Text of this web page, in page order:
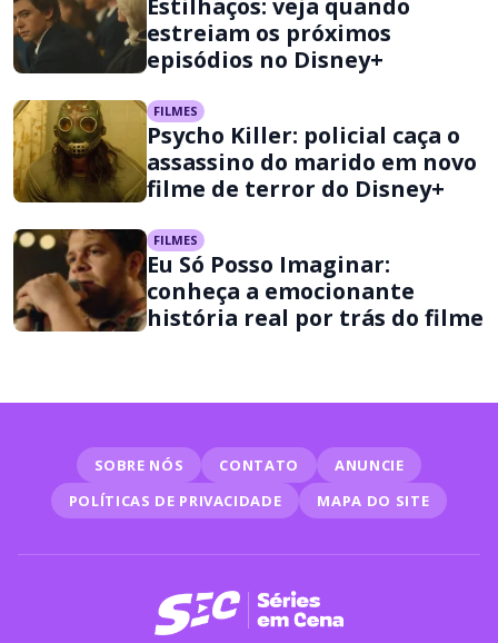
Estilhaços: veja quando
estreiam os próximos
episódios no Disney+
FILMES
Psycho Killer: policial caça o
assassino do marido em novo
filme de terror do Disney+
FILMES
Eu Só Posso Imaginar:
conheça a emocionante
história real por trás do filme
SOBRE NÓS CONTATO
ANUNCIE
POLÍTICAS DE PRIVACIDADE
MAPA DO SITE